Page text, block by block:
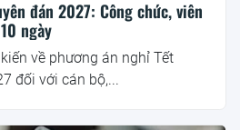
đán 2027: Công chức, viên
ngày
về phương án nghỉ Tết
đối với cán bộ,...